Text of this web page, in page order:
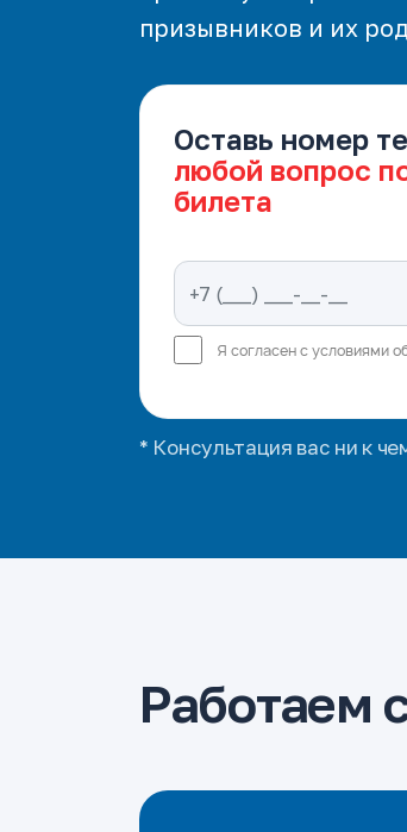
призывников и их
Оставь номер
любой вопрос
билета
Я согласен с условиями
* Консультация вас ни к
Работаем